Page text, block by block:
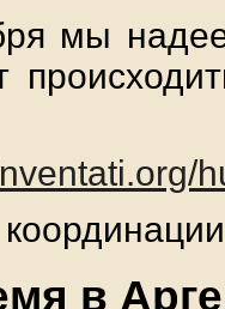
мы
в